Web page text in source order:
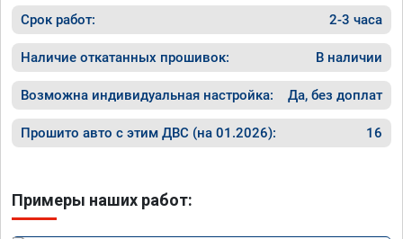
Срок работ: 2-3 часа
Наличие откатанных прошивок: В наличии
Возможна индивидуальная настройка: Да, без доплат
Прошито авто с этим ДВС (на 01.2026): 16
Примеры наших работ: